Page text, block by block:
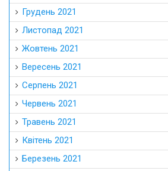
Грудень 2021
Листопад 2021
Жовтень 2021
Вересень 2021
Серпень 2021
Червень 2021
Травень 2021
Квітень 2021
Березень 2021